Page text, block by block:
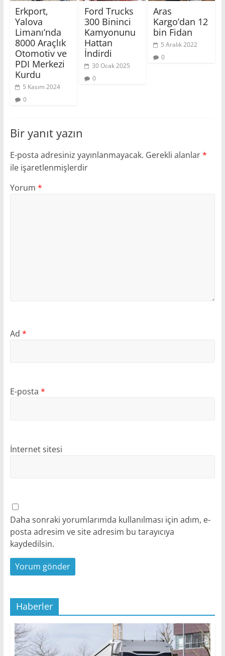
Erkport,
Yalova
Limanı’nda
8000 Araçlık
Otomotiv ve
PDI Merkezi
Kurdu
5 Kasım 2024
0
Ford Trucks
300 Bininci
Kamyonunu
Hattan
İndirdi
30 Ocak 2025
0
Aras
Kargo’dan 12
bin Fidan
5 Aralık 2022
0
Bir yanıt yazın
E-posta adresiniz yayınlanmayacak. Gerekli alanlar*
ile işaretlenmişlerdir
Yorum *
Ad *
E-posta *
İnternet sitesi
Daha sonraki yorumlarımda kullanılması için adım, e-
posta adresim ve site adresim bu tarayıcıya
kaydedilsin.
Haberler